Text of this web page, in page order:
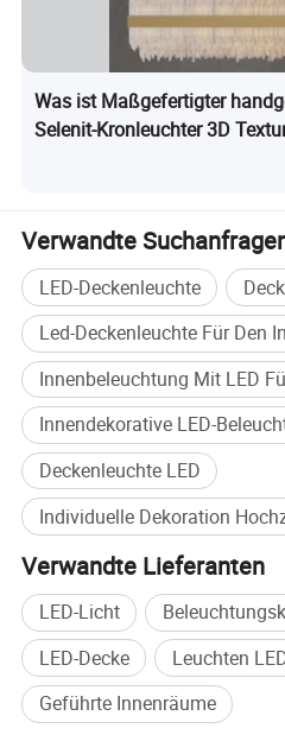
Was ist Maßgefertigter
Selenit-Kronleuchter 3D
Verwandte
LED-Deckenleuchte
Led-Deckenleuchte Für Den
Innenbeleuchtung Mit LED
Innendekorative LED-
Deckenleuchte LED
Verwandte Lieferanten
LED-Licht
LED-Decke
Leuchten
Geführte Innenräume